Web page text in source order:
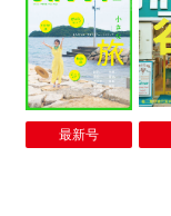
最新号